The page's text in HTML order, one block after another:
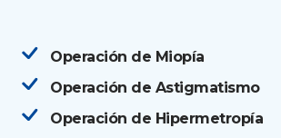
Operación de Miopía
Operación de Astigmatismo
Operación de Hipermetropía